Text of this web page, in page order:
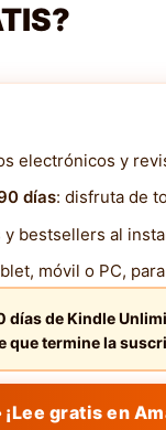
electrónicos y
días: disfruta de
bestsellers al
móvil o PC,
días de Kindle
que termine la
¡Lee gratis en